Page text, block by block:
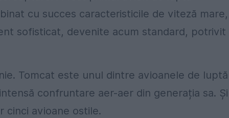
cu succes caracteristicile de viteză mare,
sofisticat, devenite acum standard, potrivit
Tomcat este unul dintre avioanele de luptă
confruntare aer-aer din generația sa. Și
cinci avioane ostile.